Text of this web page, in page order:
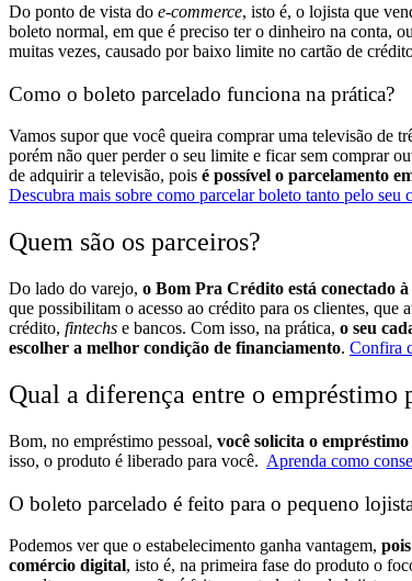
Do ponto de vista do e-commerce, isto é, o lojista que
boleto normal, em que é preciso ter o dinheiro na conta,
muitas vezes, causado por baixo limite no cartão de
Como o boleto parcelado funciona na prática?
Vamos supor que você queira comprar uma televisão de
porém não quer perder o seu limite e ficar sem comprar
de adquirir a televisão, pois é possível o parcelamento
Descubra mais sobre como parcelar boleto tanto pelo
Quem são os parceiros?
Do lado do varejo, o Bom Pra Crédito está conectado
que possibilitam o acesso ao crédito para os clientes,
crédito, fintechs e bancos. Com isso, na prática, o seu
escolher a melhor condição de financiamento. Confira
Qual a diferença entre o empréstimo
Bom, no empréstimo pessoal, você solicita o
isso, o produto é liberado para você. Aprenda como
O boleto parcelado é feito para o pequeno
Podemos ver que o estabelecimento ganha vantagem,
comércio digital, isto é, na primeira fase do produto o